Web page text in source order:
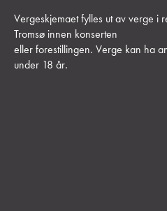
Vergeskjemaet fylles ut av verge i
Tromsø innen konserten
eller forestillingen. Verge kan ha
under 18 år.